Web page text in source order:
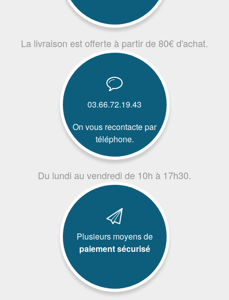
La livraison est offerte à partir de 80€ d'achat.
03.66.72.19.43
On vous recontacte par
téléphone.
Du lundi au vendredi de 10h à 17h30.
Plusieurs moyens de
paiement sécurisé